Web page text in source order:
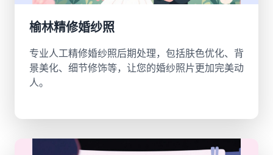
榆林精修婚纱照
专业人工精修婚纱照后期处理，包括肤色优化、背
景美化、细节修饰等，让您的婚纱照片更加完美动
人。